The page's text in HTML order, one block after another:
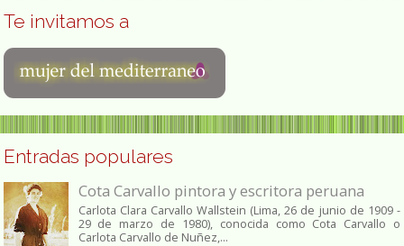
Te invitamos a
Entradas populares
Cota Carvallo pintora y escritora peruana
Carlota Clara Carvallo Wallstein (Lima, 26 de junio de 1909 -
29 de marzo de 1980), conocida como Cota Carvallo o
Carlota Carvallo de Nuñez,...